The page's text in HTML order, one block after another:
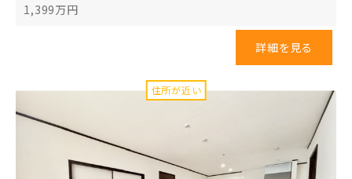
1,399万円
詳細を見る